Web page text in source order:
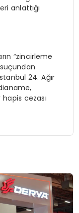
anlattığı
“zincirleme
24. Ağır
hapis cezası